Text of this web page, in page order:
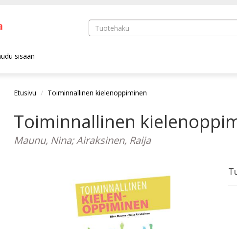
sisään
Etusivu Toiminnallinen kielenoppiminen
Toiminnallinen
Maunu, Nina; Airaksinen, Raija